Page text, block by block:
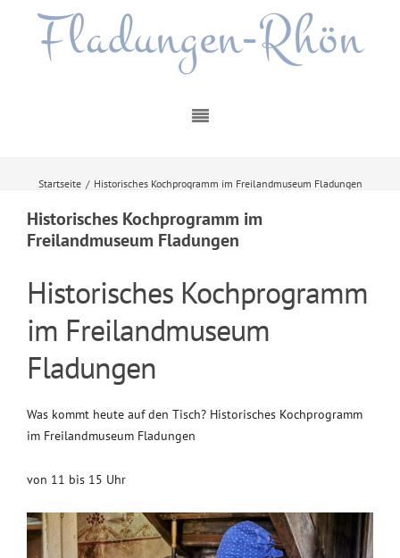
Fladungen-Rhön
Startseite / Historisches Kochprogramm im Freilandmuseum Fladungen
Historisches Kochprogramm im
Freilandmuseum Fladungen
Historisches Kochprogramm
im Freilandmuseum
Fladungen
Was kommt heute auf den Tisch? Historisches Kochprogramm
im Freilandmuseum Fladungen
von 11 bis 15 Uhr